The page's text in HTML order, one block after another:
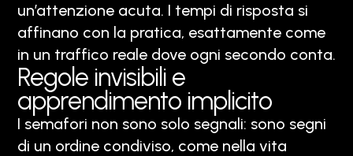
un’attenzione acuta. I tempi di risposta si
affinano con la pratica, esattamente come
in un traffico reale dove ogni secondo conta.
Regole invisibili e
apprendimento implicito
I semafori non sono solo segnali: sono segni
di un ordine condiviso, come nella vita